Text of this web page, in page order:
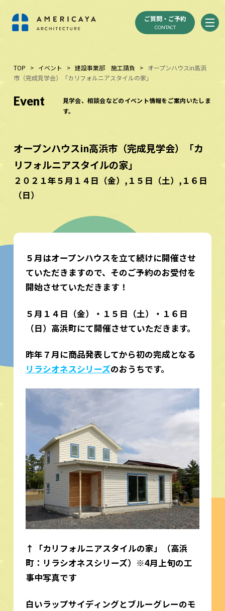
ご質問・ご予約
CONTACT
TOP > イベント > 建設事業部 施工請負 >
オープンハウスin高浜
市（完成見学会）「カリフォルニアスタイルの家」
Event
見学会、相談会などのイベント情報をご案内いたしま
す。
オープンハウスin高浜市（完成見学会）「カ
リフォルニアスタイルの家」
２０２１年５月１４日（金）,１５日（土）,１６日
（日）
５月はオープンハウスを立て続けに開催させ
ていただきますので、そのご予約のお受付を
開始させていただきます！
５月１４日（金）・１５日（土）・１６日
（日）高浜町にて開催させていただきます。
昨年７月に商品発表してから初の完成となる
リラシオネスシリーズのおうちです。
↑ 「カリフォルニアスタイルの家」
（高浜
町：リラシオネスシリーズ）※4月上旬の工
事中写真です
白いラップサイディングとブルーグレーのモ